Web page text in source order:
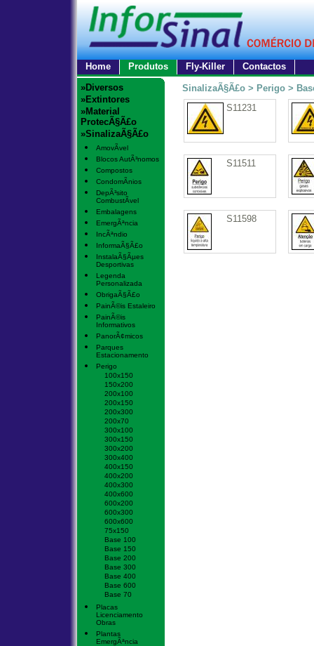
Home Produtos Fly-Killer
Contactos
»Diversos
»Extintores
»Material
ProtecÃ§Ã£o
»SinalizaÃ§Ã£o
AmovÃ­vel
Blocos AutÃ³nomos
Compostos
CondomÃ­nios
DepÃ³sito
CombustÃ­vel
Embalagens
EmergÃªncia
IncÃªndio
InformaÃ§Ã£o
InstalaÃ§Ãµes
Desportivas
Legenda
Personalizada
ObrigaÃ§Ã£o
PainÃ©is Estaleiro
PainÃ©is
Informativos
PanorÃ¢micos
Parques
Estacionamento
Perigo
100x150
150x200
200x100
200x150
200x300
200x70
300x100
300x150
300x200
300x400
400x150
400x200
400x300
400x600
600x200
600x300
600x600
75x150
Base 100
Base 150
Base 200
Base 300
Base 400
Base 600
Base 70
Placas
Licenciamento
Obras
Plantas
EmergÃªncia
SinalizaÃ§Ã£o > Perigo >
S11231
S11511
S11598